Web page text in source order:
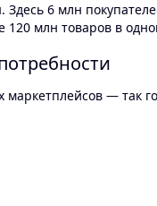
6 млн
млн товаров в
— так